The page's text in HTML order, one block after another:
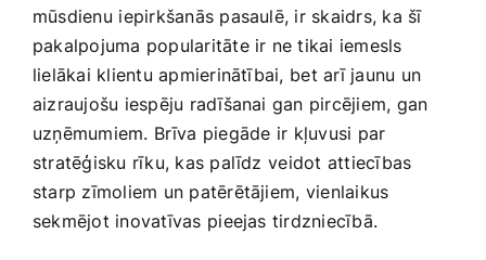
mūsdienu ⁤iepirkšanās‌ pasaulē, ir skaidrs, ka šī
pakalpojuma popularitāte ir ne tikai iemesls
lielākai klientu apmierinātībai, ⁣bet arī jaunu ⁣un‌
aizraujošu iespēju radīšanai gan pircējiem, gan
uzņēmumiem. ⁢Brīva ⁤piegāde ir⁢ kļuvusi par ​
stratēģisku‍ rīku, kas ‍palīdz ⁤veidot attiecības
starp zīmoliem un patērētājiem, ⁢vienlaikus
sekmējot ​inovatīvas ⁢pieejas tirdzniecībā.